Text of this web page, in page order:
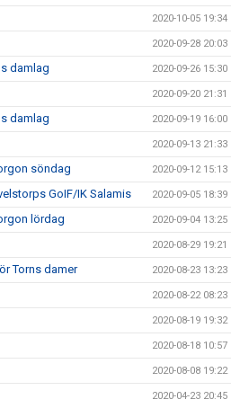
2020-10-05 19:34
2020-09-28 20:03
damlag 2020-09-26 15:30
2020-09-20 21:31
damlag 2020-09-19 16:00
2020-09-13 21:33
söndag 2020-09-12 15:13
GoIF/IK Salamis 2020-09-05 18:39
lördag 2020-09-04 13:25
2020-08-29 19:21
Torns damer 2020-08-23 13:23
2020-08-22 08:23
2020-08-19 19:32
2020-08-18 10:57
2020-08-08 19:22
2020-04-23 20:45